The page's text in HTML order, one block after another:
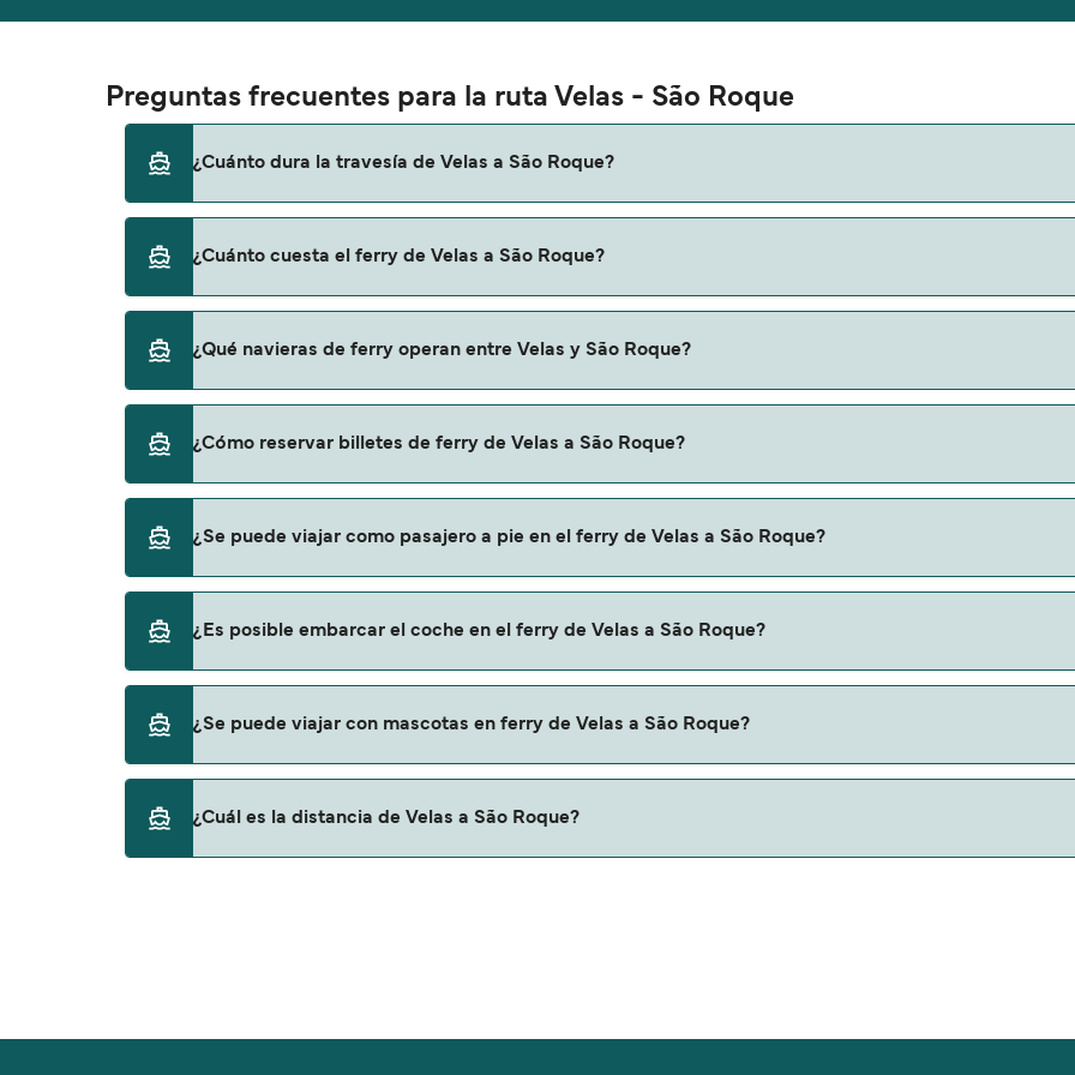
Preguntas frecuentes para la ruta Velas - São Roque
¿Cuánto dura la travesía de Velas a São Roque?
otra, por lo que te recomendamos que verifiques online la información más actualizada.
¿Cuánto cuesta el ferry de Velas a São Roque?
incluye los gastos de reserva.
¿Qué navieras de ferry operan entre Velas y São Roque?
¿Cómo reservar billetes de ferry de Velas a São Roque?
ofertas para descrubrir las últimas promociones y descuentos de las compañías navieras.
¿Se puede viajar como pasajero a pie en el ferry de Velas a São Roque?
¿Es posible embarcar el coche en el ferry de Velas a São Roque?
¿Se puede viajar con mascotas en ferry de Velas a São Roque?
¿Cuál es la distancia de Velas a São Roque?